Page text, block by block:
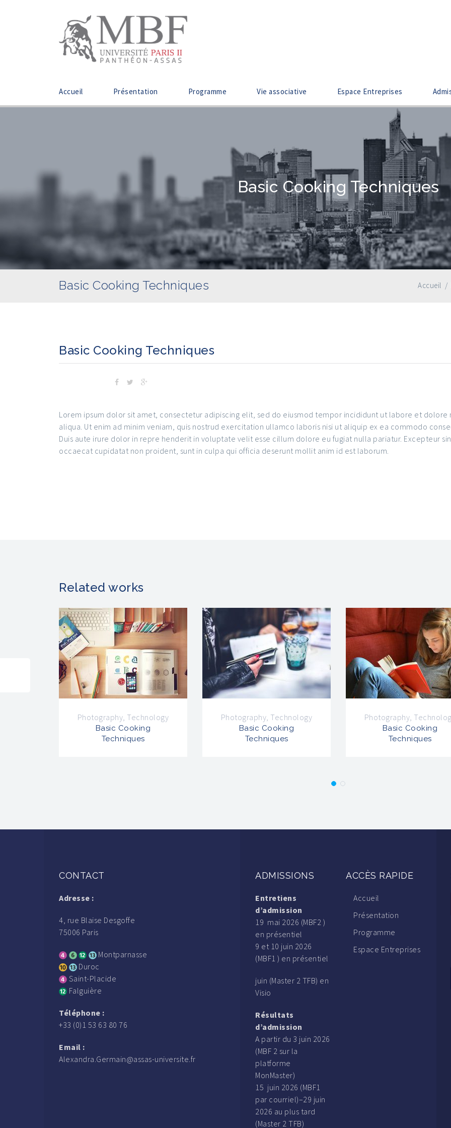
Accueil Présentation Programme Vie associative Espace Entreprises
Basic Cooking Techniques
Basic Cooking Techniques Accueil /
Basic Cooking Techniques
Lorem ipsum dolor sit amet, consectetur adipiscing elit, sed do eiusmod tempor incididunt ut labore et dolore
aliqua. Ut enim ad minim veniam, quis nostrud exercitation ullamco laboris nisi ut aliquip ex ea commodo
Duis aute irure dolor in repre henderit in voluptate velit esse cillum dolore eu fugiat nulla pariatur. Excepteur
occaecat cupidatat non proident, sunt in culpa qui officia deserunt mollit anim id est laborum.
Related works
Photography Technology
Basic Cooking
Techniques
Photography Technology
Basic Cooking
Techniques
Photography
Basic Cooking
Techniques
CONTACT
Adresse :
4, rue Blaise Desgoffe
75006 Paris
Montparnasse
Duroc
Saint-Placide
Falguière
Téléphone :
+33 (0)1 53 63 80 76
Email :
Alexandra.Germain@assas-universite.fr
ADMISSIONS
Entretiens
d’admission
19 mai 2026 (MBF2 )
en présentiel
9 et 10 juin 2026
(MBF1 ) en présentiel
juin (Master 2 TFB) en
Visio
Résultats
d’admission
A partir du 3 juin 2026
(MBF 2 sur la
platforme
MonMaster)
15 juin 2026 (MBF1
par courriel)–29 juin
2026 au plus tard
(Master 2 TFB)
ACCÈS RAPIDE
Accueil
Présentation
Programme
Espace Entreprises